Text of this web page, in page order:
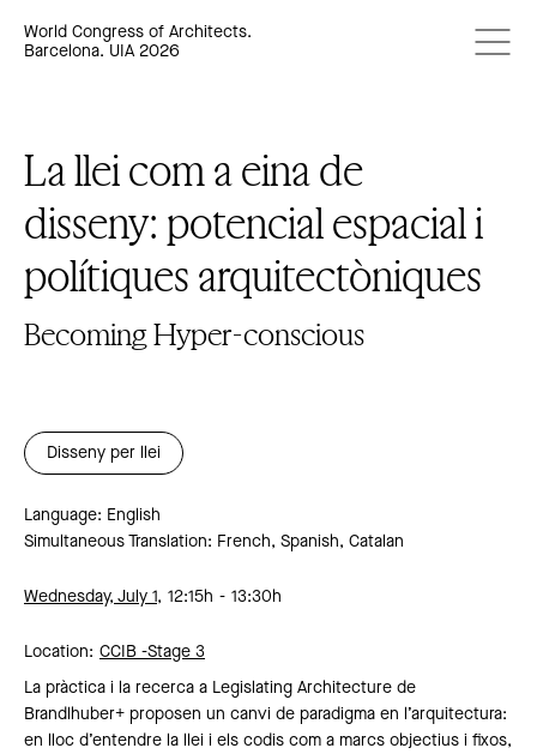
World Congress of Architects.
Barcelona. UIA 2026
La llei com a eina de
disseny: potencial espacial i
polítiques arquitectòniques
Becoming Hyper-conscious
Disseny per llei
Language: English
Simultaneous Translation: French, Spanish, Catalan
Wednesday, July 1, 12:15h 13:30h
Location: CCIB -Stage 3
La pràctica i la recerca a Legislating Architecture de
Brandlhuber+ proposen un canvi de paradigma en l’arquitectura:
en lloc d’entendre la llei i els codis com a marcs objectius i fixos,